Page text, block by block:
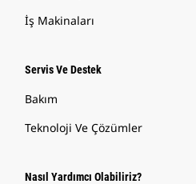
İş Makinaları
Servis Ve Destek
Bakım
Teknoloji Ve Çözümler
Nasıl Yardımcı Olabiliriz?